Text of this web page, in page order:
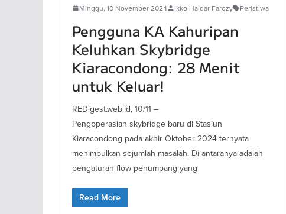
Minggu, 10 November 2024 Ikko Haidar Farozy Peristiwa
Pengguna KA Kahuripan
Keluhkan Skybridge
Kiaracondong: 28 Menit
untuk Keluar!
REDigest.web.id, 10/11 –
Pengoperasian skybridge baru di Stasiun
Kiaracondong pada akhir Oktober 2024 ternyata
menimbulkan sejumlah masalah. Di antaranya adalah
pengaturan flow penumpang yang
Read More